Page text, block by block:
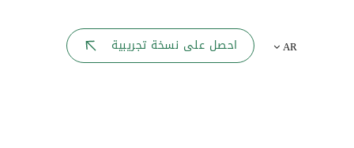
AR احصل على نسخة تجريبية